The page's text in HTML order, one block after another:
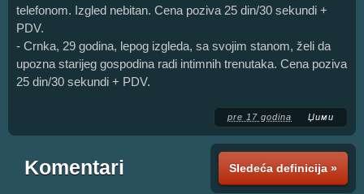
telefonom. Izgled nebitan. Cena poziva 25 din/30 sekundi +
PDV.
- Crnka, 29 godina, lepog izgleda, sa svojim stanom, želi da
upozna starijeg gospodina radi intimnih trenutaka. Cena poziva
25 din/30 sekundi + PDV.
pre 17 godina Џими
Sledeća definicija »
Komentari